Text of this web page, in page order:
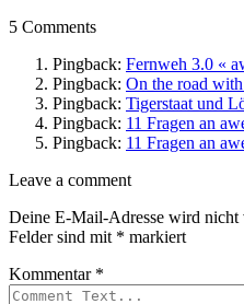
5 Comments
Pingback: Fernweh 3.0 «
Pingback: On the road
Pingback: Tigerstaat und
Pingback: 11 Fragen an
Pingback: 11 Fragen an
Leave
comment
Leave a comment
Deine E-Mail-Adresse wird nicht
Felder sind mit * markiert
Kommentar *